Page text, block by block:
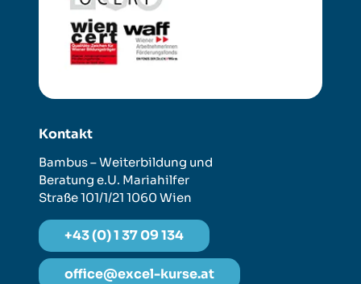
Kontakt
Bambus – Weiterbildung und
Beratung e.U. Mariahilfer
Straße 101/1/21 1060 Wien
+43 (0) 1 37 09 134
office@excel-kurse.at